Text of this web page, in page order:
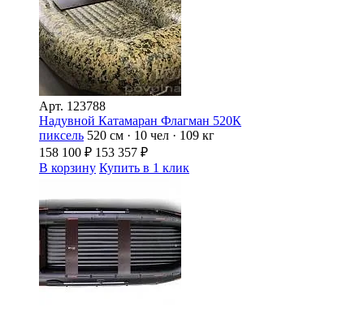
Арт. 123788
Надувной Катамаран Флагман 520К
пиксель 520 см · 10 чел · 109 кг
158 100 ₽ 153 357 ₽
В корзину Купить в 1 клик